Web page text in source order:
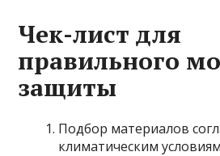
Чек-лист для
правильного
защиты
Подбор материалов
климатическим